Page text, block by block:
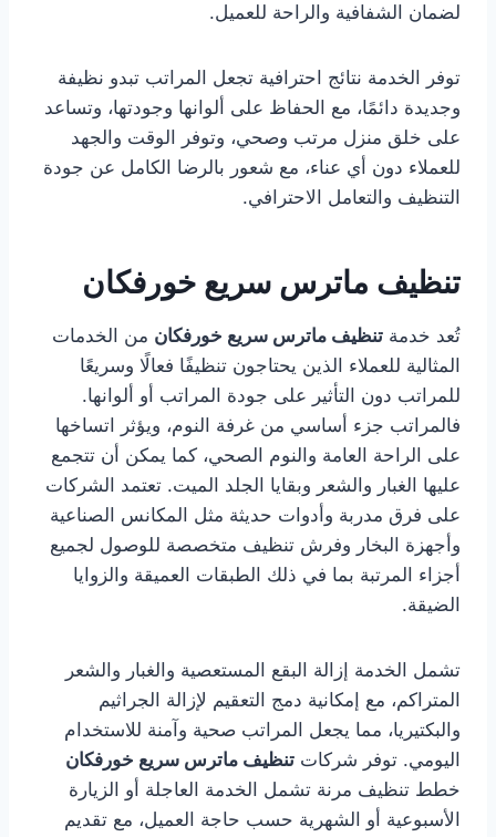
لضمان الشفافية والراحة للعميل.
توفر الخدمة نتائج احترافية تجعل المراتب تبدو نظيفة
وجديدة دائمًا، مع الحفاظ على ألوانها وجودتها، وتساعد
على خلق منزل مرتب وصحي، وتوفر الوقت والجهد
للعملاء دون أي عناء، مع شعور بالرضا الكامل عن جودة
التنظيف والتعامل الاحترافي.
تنظيف ماترس سريع خورفكان
تُعد خدمة تنظيف ماترس سريع خورفكان من الخدمات
المثالية للعملاء الذين يحتاجون تنظيفًا فعالًا وسريعًا
للمراتب دون التأثير على جودة المراتب أو ألوانها.
فالمراتب جزء أساسي من غرفة النوم، ويؤثر اتساخها
على الراحة العامة والنوم الصحي، كما يمكن أن تتجمع
عليها الغبار والشعر وبقايا الجلد الميت. تعتمد الشركات
على فرق مدربة وأدوات حديثة مثل المكانس الصناعية
وأجهزة البخار وفرش تنظيف متخصصة للوصول لجميع
أجزاء المرتبة بما في ذلك الطبقات العميقة والزوايا
الضيقة.
تشمل الخدمة إزالة البقع المستعصية والغبار والشعر
المتراكم، مع إمكانية دمج التعقيم لإزالة الجراثيم
والبكتيريا، مما يجعل المراتب صحية وآمنة للاستخدام
اليومي. توفر شركات تنظيف ماترس سريع خورفكان
خطط تنظيف مرنة تشمل الخدمة العاجلة أو الزيارة
الأسبوعية أو الشهرية حسب حاجة العميل، مع تقديم